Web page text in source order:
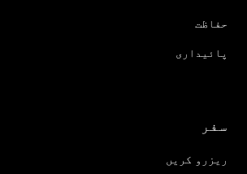
حفاظت
پائیداری
سفر
ریزرو کریں